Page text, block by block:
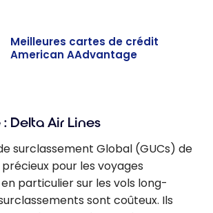
Meilleures cartes de crédit
American AAdvantage
Delta Air Lines
surclassement Global (GUCs) de
pour les voyages
particulier sur les vols long-
sont coûteux. Ils